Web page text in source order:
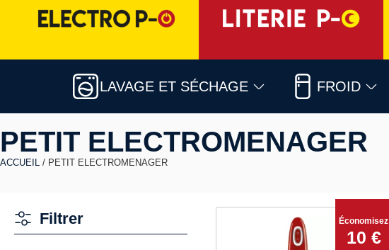
LAVAGE ET SÉCHAGE FROID
PETIT ELECTROMENAGER
ACCUEIL / PETIT ELECTROMENAGER
Filtrer Économisez
10 €